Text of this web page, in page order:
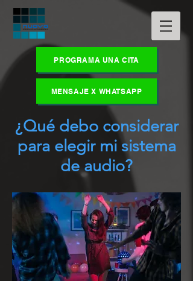
PROGRAMA UNA CITA
MENSAJE X WHATSAPP
¿Qué debo considerar
para elegir mi sistema
de audio?